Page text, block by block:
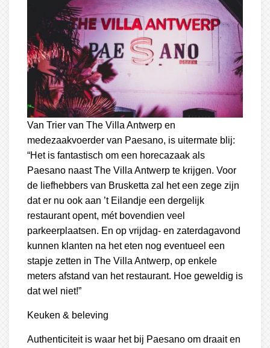
Van Trier van The Villa Antwerp en
medezaakvoerder van Paesano, is uitermate blij:
“Het is fantastisch om een horecazaak als
Paesano naast The Villa Antwerp te krijgen. Voor
de liefhebbers van Brusketta zal het een zege zijn
dat er nu ook aan ’t Eilandje een dergelijk
restaurant opent, mét bovendien veel
parkeerplaatsen. En op vrijdag- en zaterdagavond
kunnen klanten na het eten nog eventueel een
stapje zetten in The Villa Antwerp, op enkele
meters afstand van het restaurant. Hoe geweldig is
dat wel niet!”
Keuken & beleving
Authenticiteit is waar het bij Paesano om draait en